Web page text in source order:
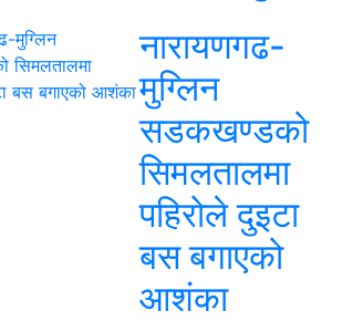
नारायणगढ-
मुग्लिन
सडकखण्डको
सिमलतालमा
पहिरोले दुइटा
बस बगाएको
आशंका